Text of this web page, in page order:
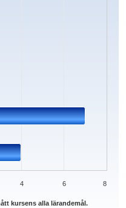
kursens alla lärandemål.
4 6 8